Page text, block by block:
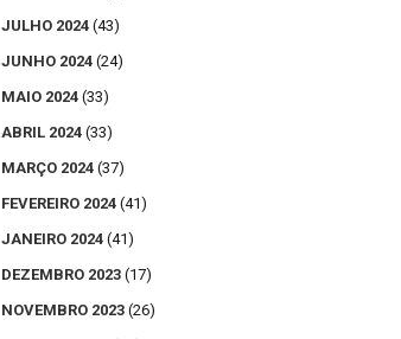
JULHO 2024 (43)
JUNHO 2024 (24)
MAIO 2024 (33)
ABRIL 2024 (33)
MARÇO 2024 (37)
FEVEREIRO 2024 (41)
JANEIRO 2024 (41)
DEZEMBRO 2023 (17)
NOVEMBRO 2023 (26)